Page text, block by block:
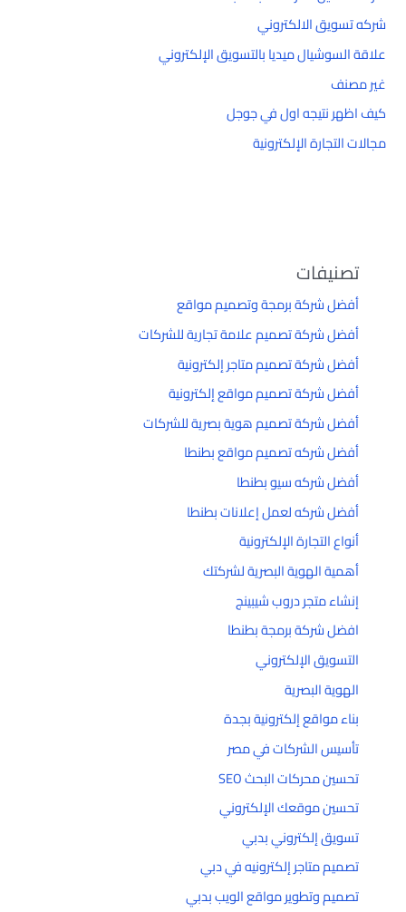
شركه تسويق الالكتروني
علاقة السوشيال ميديا بالتسويق الإلكتروني
غير مصنف
كيف اظهر نتيجه اول في جوجل
مجالات التجارة الإلكترونية
تصنيفات
أفضل شركة برمجة وتصميم مواقع
أفضل شركة تصميم علامة تجارية للشركات
أفضل شركة تصميم متاجر إلكترونية
أفضل شركة تصميم مواقع إلكترونية
أفضل شركة تصميم هوية بصرية للشركات
أفضل شركه تصميم مواقع بطنطا
أفضل شركه سيو بطنطا
أفضل شركه لعمل إعلانات بطنطا
أنواع التجارة الإلكترونية
أهمية الهوية البصرية لشركتك
إنشاء متجر دروب شيبينج
افضل شركة برمجة بطنطا
التسويق الإلكتروني
الهوية البصرية
بناء مواقع إلكترونية بجدة
تأسيس الشركات في مصر
تحسين محركات البحث SEO
تحسين موقعك الإلكتروني
تسويق إلكتروني بدبي
تصميم متاجر إلكترونيه في دبي
تصميم وتطوير مواقع الويب بدبي